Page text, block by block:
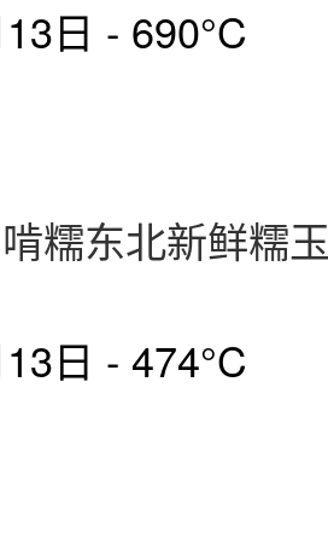
日 - 690°C
糯东北新鲜糯
日 - 474°C